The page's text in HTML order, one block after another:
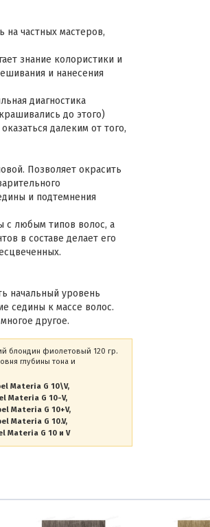
частных мастеров,
знание колористики и
и нанесения
диагностика
до этого)
далеким от того,
Позволяет окрасить
и подтемнения
с любым типов волос, а
в составе делает его
начальный уровень
седины к массе волос.
другое.
блондин фиолетовый 120 гр.
глубины тона и
Materia G 10\V
Materia G 10-V
Materia G 10+V
Materia G 10.V
Materia G 10 и V